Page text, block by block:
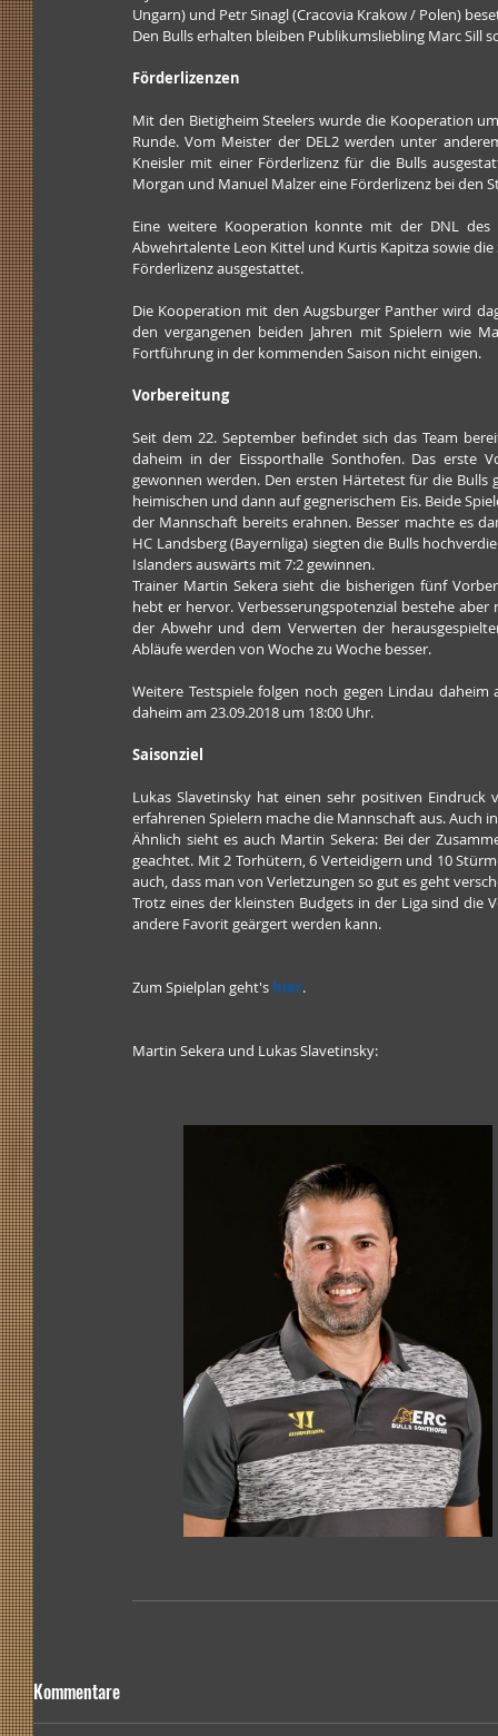
Ungarn) und Petr Sinagl (Cracovia Krakow / Polen)
Den Bulls erhalten bleiben Publikumsliebling Marc Sill
Förderlizenzen
Mit den Bietigheim Steelers wurde die Kooperation
Runde. Vom Meister der DEL2 werden unter
Kneisler mit einer Förderlizenz für die Bulls
Morgan und Manuel Malzer eine Förderlizenz bei den
Eine weitere Kooperation konnte mit der DNL des
Abwehrtalente Leon Kittel und Kurtis Kapitza sowie
Förderlizenz ausgestattet.
Die Kooperation mit den Augsburger Panther wird
den vergangenen beiden Jahren mit Spielern wie
Fortführung in der kommenden Saison nicht einigen.
Vorbereitung
Seit dem 22. September befindet sich das Team
daheim in der Eissporthalle Sonthofen. Das erste
gewonnen werden. Den ersten Härtetest für die Bulls
heimischen und dann auf gegnerischem Eis. Beide
der Mannschaft bereits erahnen. Besser machte es
HC Landsberg (Bayernliga) siegten die Bulls
Islanders auswärts mit 7:2 gewinnen.
Trainer Martin Sekera sieht die bisherigen fünf
hebt er hervor. Verbesserungspotenzial bestehe
der Abwehr und dem Verwerten der
Abläufe werden von Woche zu Woche besser.
Weitere Testspiele folgen noch gegen Lindau
daheim am 23.09.2018 um 18:00 Uhr.
Saisonziel
Lukas Slavetinsky hat einen sehr positiven
erfahrenen Spielern mache die Mannschaft aus. Auch
Ähnlich sieht es auch Martin Sekera: Bei der
geachtet. Mit 2 Torhütern, 6 Verteidigern und 10
auch, dass man von Verletzungen so gut es geht
Trotz eines der kleinsten Budgets in der Liga sind
andere Favorit geärgert werden kann.
Zum Spielplan geht's hier.
Martin Sekera und Lukas Slavetinsky:
Kommentare